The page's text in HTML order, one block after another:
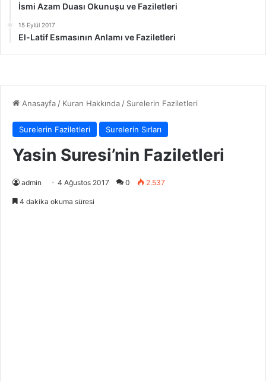
İsmi Azam Duası Okunuşu ve Faziletleri
15 Eylül 2017
El-Latif Esmasının Anlamı ve Faziletleri